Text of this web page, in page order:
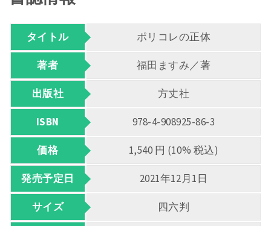
タイトル ポリコレの正体
著者 福田ますみ／著
出版社 方丈社
ISBN 978-4-908925-86-3
価格 1,540 円 (10% 税込)
発売予定日 2021年12月1日
サイズ 四六判